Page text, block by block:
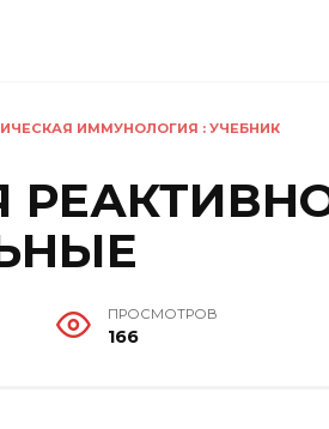
ИММУНОЛОГИЯ : УЧЕБНИК
ПРОСМОТРОВ
166